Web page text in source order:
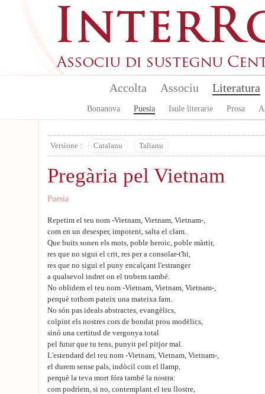
Accolta Associu Literatura
Bonanova Puesia Isule literarie Prosa
Versione : Catalanu Talianu
Pregària pel Vietnam
Puesia
Repetim el teu nom -Vietnam, Vietnam, Vietnam-,
com en un desesper, impotent, salta el clam.
Que buits sonen els mots, poble heroic, poble màrtir,
res que no sigui el crit, res per a consolar-t'hi,
res que no sigui el puny encalçant l'estranger
a qualsevol indret on el trobem també.
No oblidem el teu nom -Vietnam, Vietnam, Vietnam-,
perquè tothom pateix una mateixa fam.
No són pas ideals abstractes, evangèlics,
colpint els nostres cors de bondat prou modèlics,
sinó una certitud de vergonya total
pel futur que tu tens, punyit pel pitjor mal.
L'estendard del teu nom -Vietnam, Vietnam, Vietnam-,
el durem sense pals, indòcil com el llamp,
perquè la teva mort fóra també la nostra:
com podríem, si no, contemplant el teu llostre,